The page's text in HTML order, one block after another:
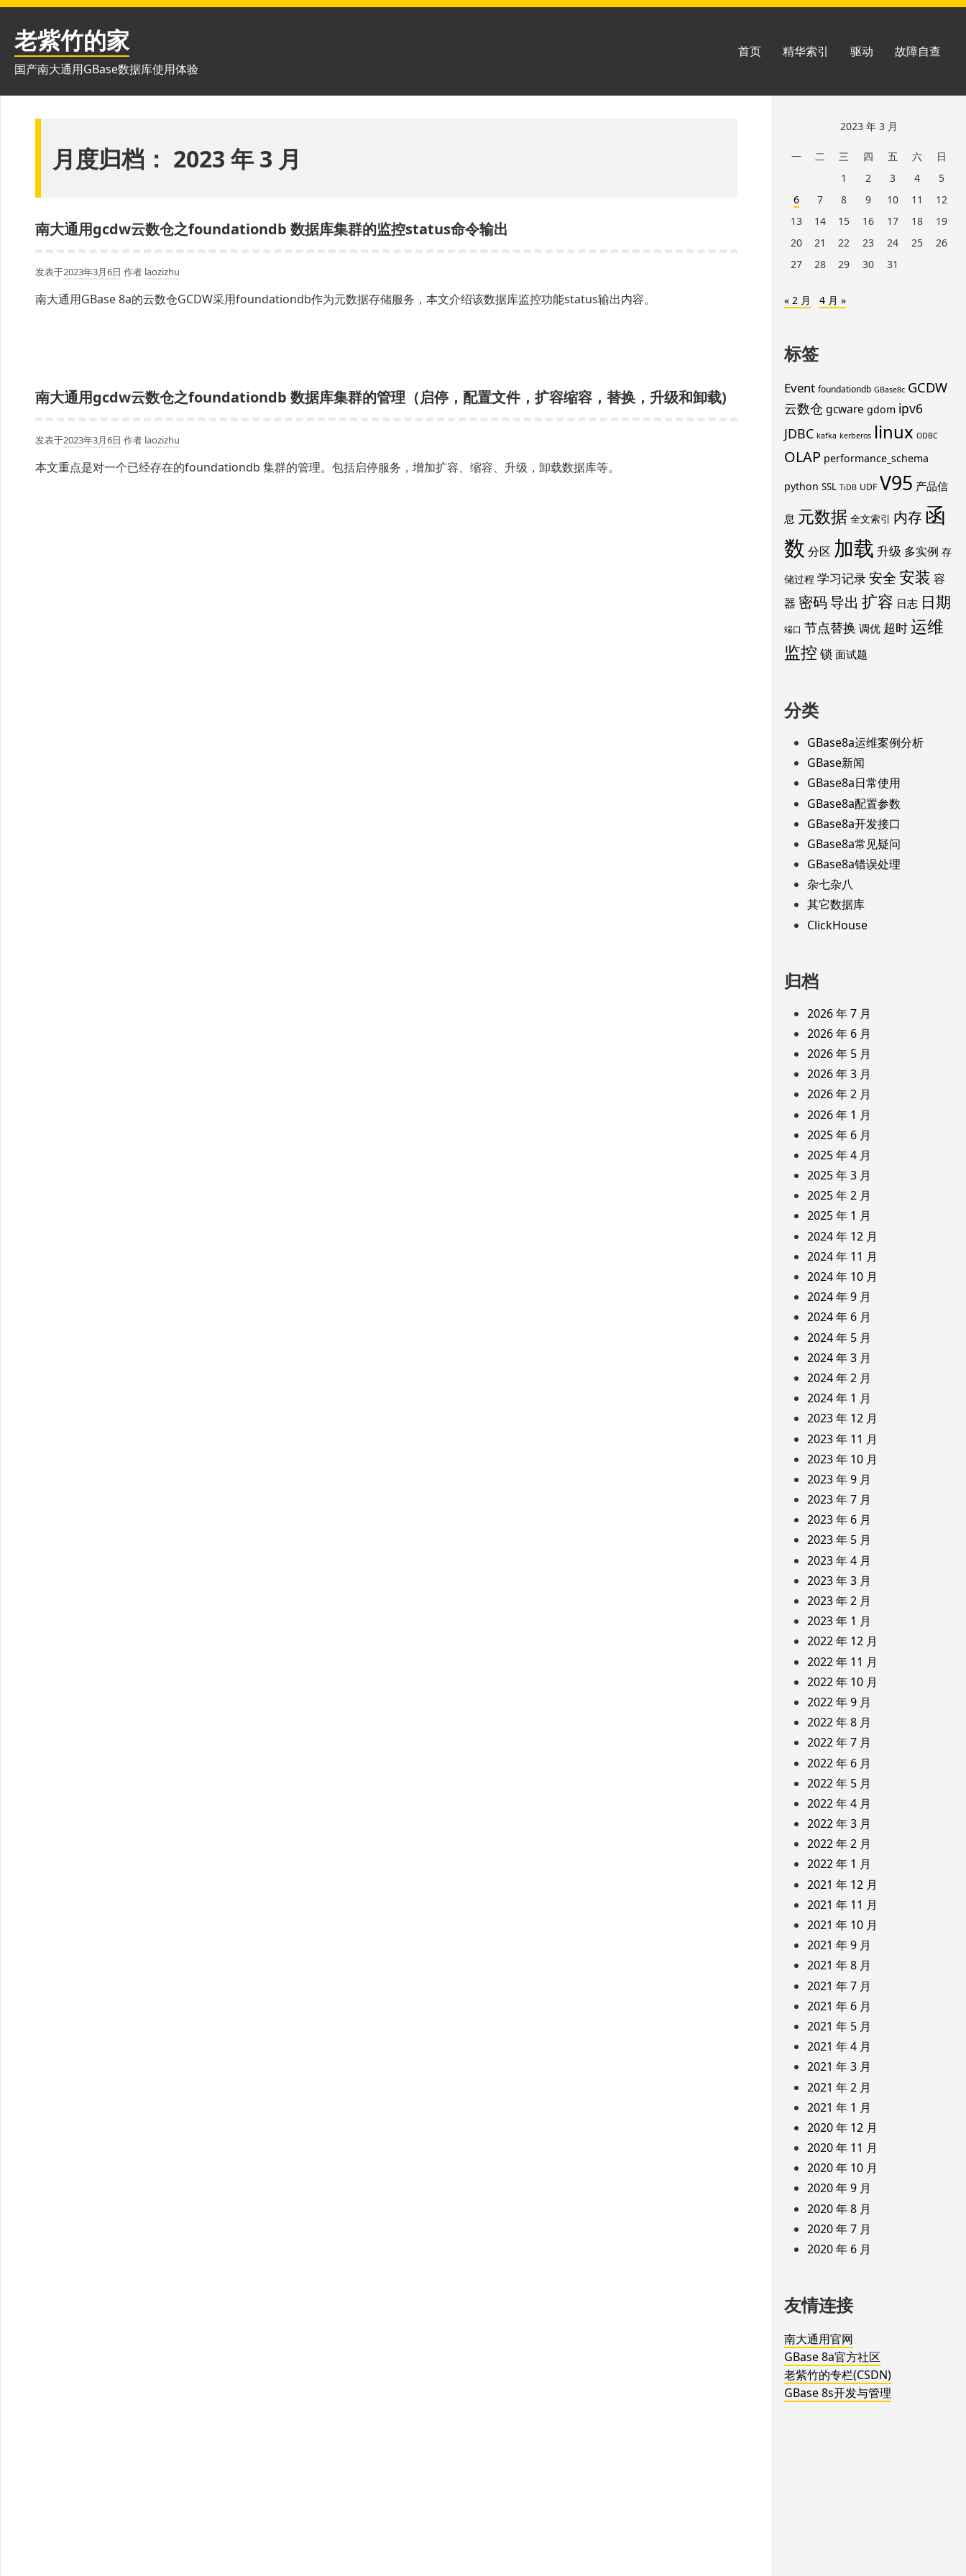
跳
老紫竹的家
国产南大通用GBase数据库使用体验
首页 精华索引 驱动 故障自查
月度归档： 2023 年 3 月
南大通用gcdw云数仓之foundationdb 数据库集群的监控status命令输出
发表于2023年3月6日 作者 laozizhu
南大通用GBase 8a的云数仓GCDW采用foundationdb作为元数据存储服务，本文介绍该数据库监控功能status输出内容。
南大通用gcdw云数仓之foundationdb 数据库集群的管理（启停，配置文件，扩容缩容，替换，升级和卸载)
发表于2023年3月6日 作者 laozizhu
本文重点是对一个已经存在的foundationdb 集群的管理。包括启停服务，增加扩容、缩容、升级，卸载数据库等。
页
2023 年 3 月
一 二 三 四 五 六
日
1
2 3 4
5
6
7 8 9 10 11
12
13
14 15 16 17 18
19
20
21 22 23 24 25
26
27
28 29 30 31
« 2 月 4 月 »
标签
Event foundationdb GBase8c GCDW
云数仓 gcware gdom ipv6
JDBC kafka kerberos linux ODBC
OLAP performance_schema
python SSL TiDB UDF V95 产品信
息 元数据 全文索引 内存函
数 分区 加载 升级 多实例 存
储过程 学习记录安全安装 容
器 密码 导出 扩容 日志 日期
端口 节点替换 调优 超时运维
监控 锁 面试题
分类
GBase8a运维案例分析
GBase新闻
GBase8a日常使用
GBase8a配置参数
GBase8a开发接口
GBase8a常见疑问
GBase8a错误处理
杂七杂八
其它数据库
ClickHouse
归档
2026 年 7 月
2026 年 6 月
2026 年 5 月
2026 年 3 月
2026 年 2 月
2026 年 1 月
2025 年 6 月
2025 年 4 月
2025 年 3 月
2025 年 2 月
2025 年 1 月
2024 年 12 月
2024 年 11 月
2024 年 10 月
2024 年 9 月
2024 年 6 月
2024 年 5 月
2024 年 3 月
2024 年 2 月
2024 年 1 月
2023 年 12 月
2023 年 11 月
2023 年 10 月
2023 年 9 月
2023 年 7 月
2023 年 6 月
2023 年 5 月
2023 年 4 月
2023 年 3 月
2023 年 2 月
2023 年 1 月
2022 年 12 月
2022 年 11 月
2022 年 10 月
2022 年 9 月
2022 年 8 月
2022 年 7 月
2022 年 6 月
2022 年 5 月
2022 年 4 月
2022 年 3 月
2022 年 2 月
2022 年 1 月
2021 年 12 月
2021 年 11 月
2021 年 10 月
2021 年 9 月
2021 年 8 月
2021 年 7 月
2021 年 6 月
2021 年 5 月
2021 年 4 月
2021 年 3 月
2021 年 2 月
2021 年 1 月
2020 年 12 月
2020 年 11 月
2020 年 10 月
2020 年 9 月
2020 年 8 月
2020 年 7 月
2020 年 6 月
友情连接
南大通用官网
GBase 8a官方社区
老紫竹的专栏(CSDN)
GBase 8s开发与管理